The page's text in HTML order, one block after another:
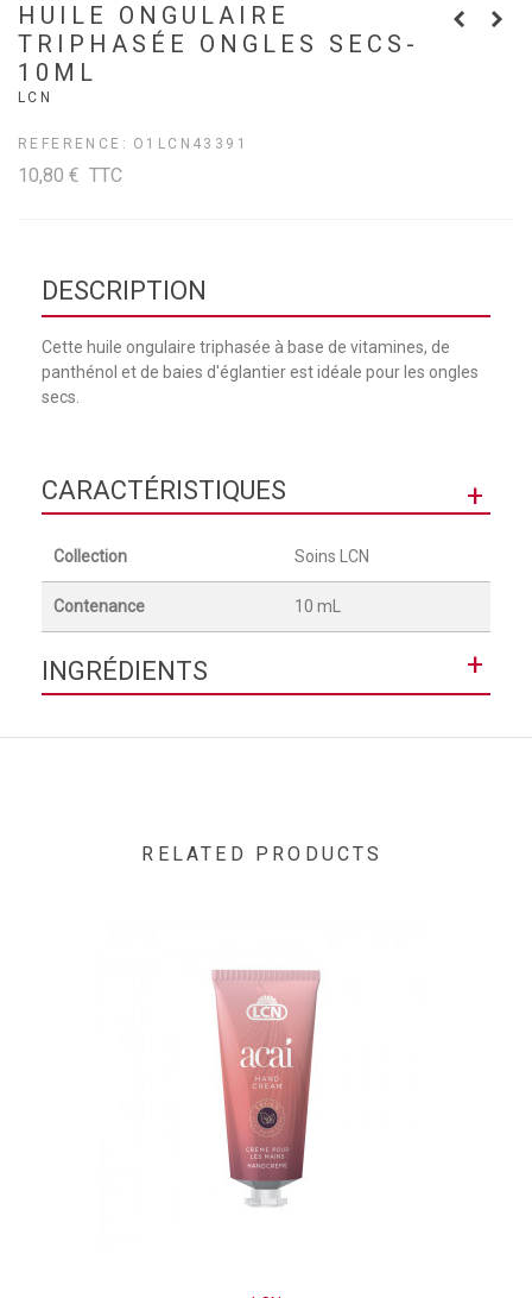
HUILE ONGULAIRE
TRIPHASÉE ONGLES SECS-
10ML
LCN
REFERENCE: O1LCN43391
10,80 € TTC
DESCRIPTION
Cette huile ongulaire triphasée à base de vitamines, de
panthénol et de baies d'églantier est idéale pour les ongles
secs.
CARACTÉRISTIQUES +
Collection Soins LCN
Contenance 10 mL
INGRÉDIENTS +
RELATED PRODUCTS